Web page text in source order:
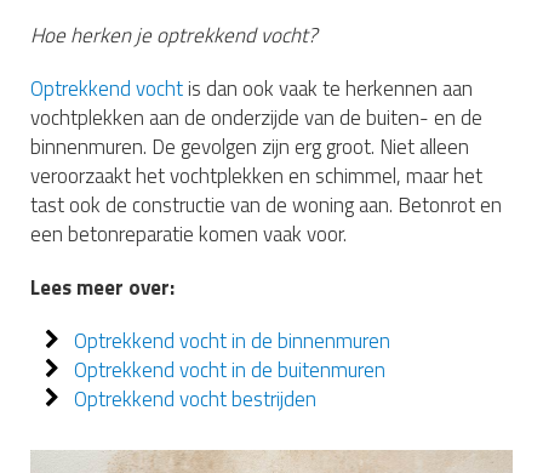
Hoe herken je optrekkend vocht?
Optrekkend vochtis dan ook vaak te herkennen aan
vochtplekken aan de onderzijde van de buiten- en de
binnenmuren. De gevolgen zijn erg groot. Niet alleen
veroorzaakt het vochtplekken en schimmel, maar het
tast ook de constructie van de woning aan. Betonrot en
een betonreparatie komen vaak voor.
Lees meer over:
Optrekkend vocht in de binnenmuren
Optrekkend vocht in de buitenmuren
Optrekkend vocht bestrijden